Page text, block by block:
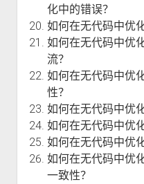
化中的错误？
如何在无代码中优
如何在无代码中优
流？
如何在无代码中优
性？
如何在无代码中优
如何在无代码中优
如何在无代码中优
如何在无代码中优
一致性？